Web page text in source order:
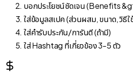
บอกประโยชน์ชัดเจน (Benefits
ใส่ข้อมูลสเปค (ส่วนผสม, ขนาด, วิธีใ
ใส่คำรับประกัน/การันตี (ถ้ามี)
ใส่ Hashtag ที่เกี่ยวข้อง 3-5 ตัว